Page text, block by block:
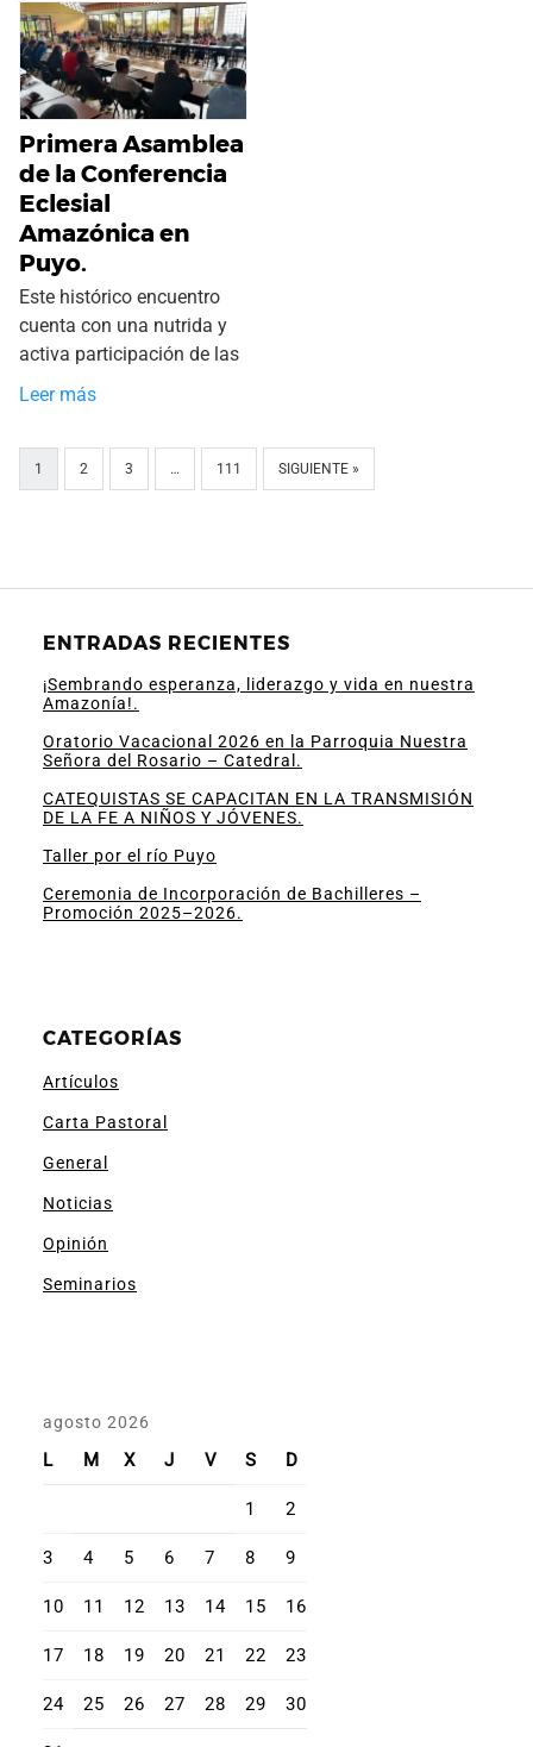
Primera Asamblea
de la Conferencia
Eclesial
Amazónica en
Puyo.
Este histórico encuentro
cuenta con una nutrida y
activa participación de las
Leer más
1 2 3 … 111 SIGUIENTE »
ENTRADAS RECIENTES
¡Sembrando esperanza, liderazgo y vida en nuestra
Amazonía!.
Oratorio Vacacional 2026 en la Parroquia Nuestra
Señora del Rosario – Catedral.
CATEQUISTAS SE CAPACITAN EN LA TRANSMISIÓN
DE LA FE A NIÑOS Y JÓVENES.
Taller por el río Puyo
Ceremonia de Incorporación de Bachilleres –
Promoción 2025–2026.
CATEGORÍAS
Artículos
Carta Pastoral
General
Noticias
Opinión
Seminarios
agosto 2026
L M X J V S D
1 2
3 4 5 6 7 8 9
10 11 12 13 14 15 16
17 18 19 20 21 22 23
24 25 26 27 28 29 30